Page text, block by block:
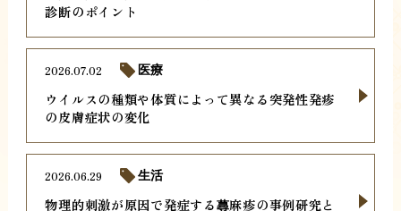
診断のポイント
ウイルスの種類や体質によって異なる突発性発疹
の皮膚症状の変化
2026.07.02 医療
物理的刺激が原因で発症する蕁麻疹の事例研究と
2026.06.29 生活